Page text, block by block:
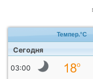
Темпер.°C
Сегодня
03:00